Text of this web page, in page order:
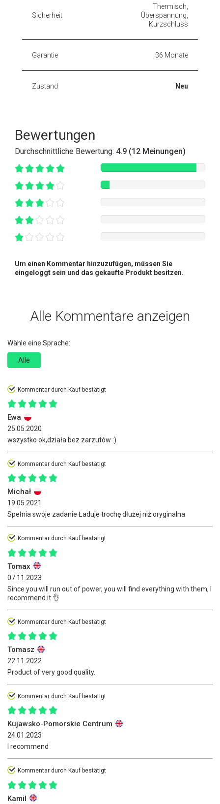
Sicherheit
Thermisch,
Überspannung,
Kurzschluss
Garantie 36 Monate
Zustand Neu
Bewertungen
Durchschnittliche Bewertung: 4.9 (12 Meinungen)
Um einen Kommentar hinzuzufügen, müssen Sie
eingeloggt sein und das gekaufte Produkt besitzen.
Alle Kommentare anzeigen
Wähle eine Sprache:
Alle
Kommentar durch Kauf bestätigt
Ewa
25.05.2020
wszystko ok,działa bez zarzutów :)
Kommentar durch Kauf bestätigt
Michał
19.05.2021
Spełnia swoje zadanie Ładuje trochę dłużej niż oryginalna
Kommentar durch Kauf bestätigt
Tomax
07.11.2023
Since you will run out of power, you will find everything with them, I
recommend it 👌
Kommentar durch Kauf bestätigt
Tomasz
22.11.2022
Product of very good quality.
Kommentar durch Kauf bestätigt
Kujawsko-Pomorskie Centrum
24.01.2023
I recommend
Kommentar durch Kauf bestätigt
Kamil